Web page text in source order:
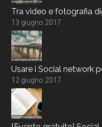
Tra video e fotografia
13 giugno 2017
Usare i Social network
12 giugno 2017